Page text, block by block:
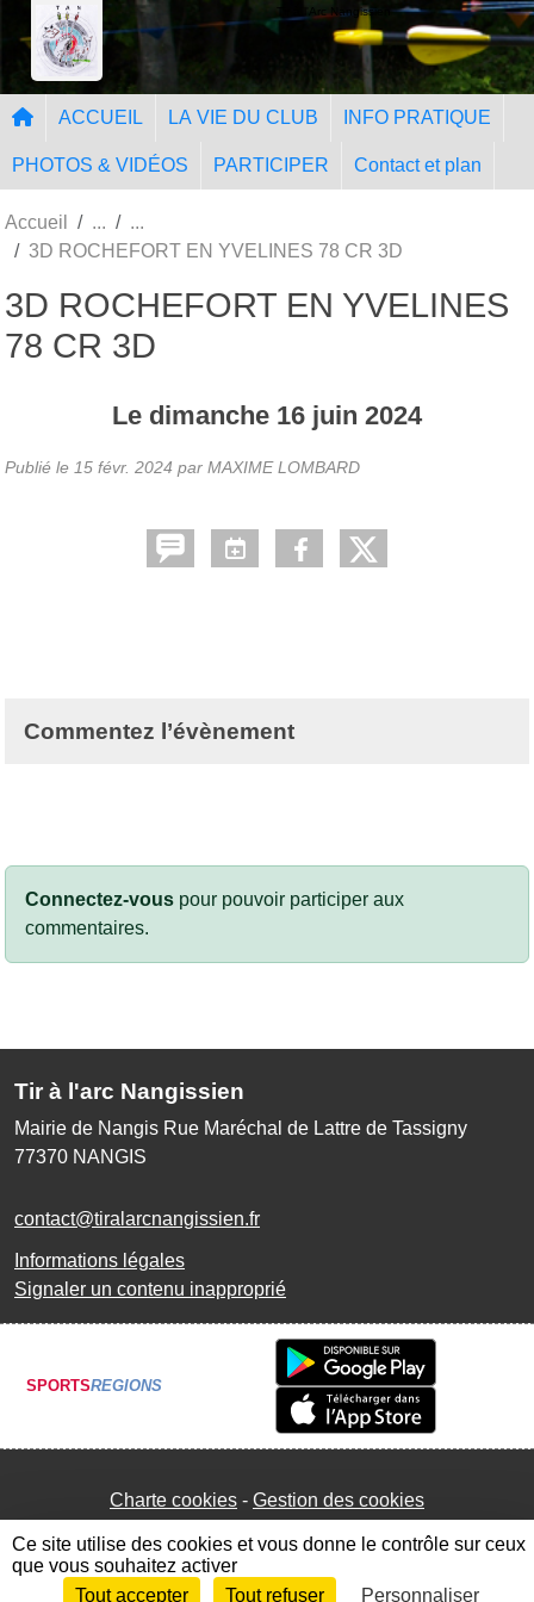
Tir à l'Arc Nangissien
ACCUEIL LA VIE DU CLUB INFO PRATIQUE
PHOTOS & VIDÉOS PARTICIPER Contact et plan
Accueil
3D ROCHEFORT EN YVELINES 78 CR 3D
3D ROCHEFORT EN YVELINES
78 CR 3D
Le dimanche 16 juin 2024
Publié le 15 févr. 2024 par MAXIME LOMBARD
Commentez l’évènement
Connectez-vous pour pouvoir participer aux
commentaires.
Tir à l'arc Nangissien
Mairie de Nangis Rue Maréchal de Lattre de Tassigny
77370 NANGIS
contact@tiralarcnangissien.fr
Informations légales
Signaler un contenu inapproprié
SPORTSREGIONS
Charte cookies Gestion des cookies
Envie de participer ? Connexion
Panneau de gestion des cookies
Ce site utilise des cookies et vous donne le contrôle sur ceux
que vous souhaitez activer
Tout accepter
Tout refuser Personnaliser